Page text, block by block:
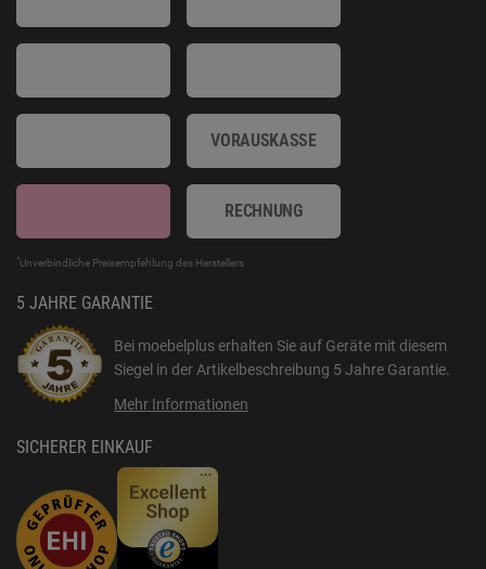
VORAUSKASSE
RECHNUNG
*Unverbindliche Preisempfehlung des Herstellers
5 JAHRE GARANTIE
Bei moebelplus erhalten Sie auf Geräte mit diesem
Siegel in der Artikelbeschreibung 5 Jahre Garantie.
Mehr Informationen
SICHERER EINKAUF